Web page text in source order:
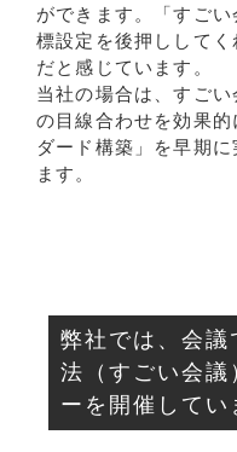
ができます。「すご
標設定を後押しして
だと感じています。
当社の場合は、すご
の目線合わせを効果
ダード構築」を早期
ます。
弊社では、会議
法（すごい会議
ーを開催してい